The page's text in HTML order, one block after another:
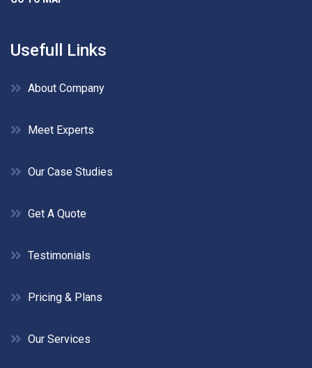
Usefull Links
About Company
Meet Experts
Our Case Studies
Get A Quote
Testimonials
Pricing & Plans
Our Services